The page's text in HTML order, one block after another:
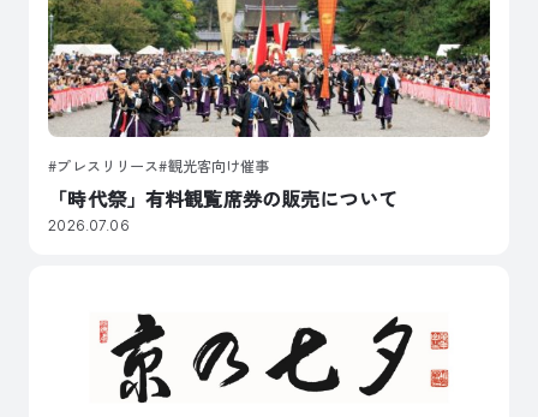
プレスリリース 観光客向け催事
「時代祭」有料観覧席券の販売について
2026.07.06